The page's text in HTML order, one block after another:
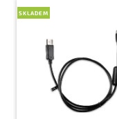
Nejprodávanější
SKLADEM